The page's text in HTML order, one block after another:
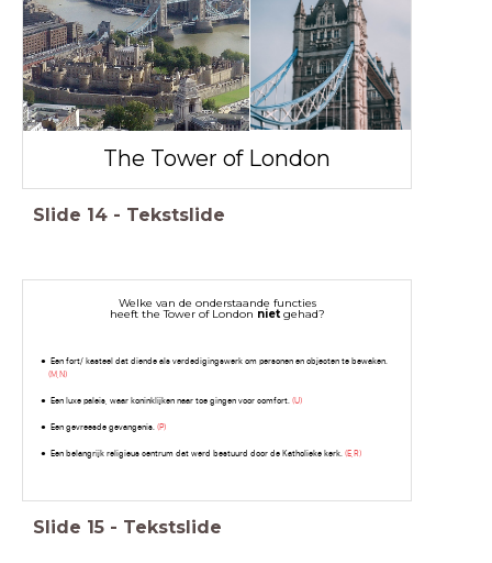
The Tower of London
Slide 14 - Tekstslide
Welke van de onderstaande functies
heeft the Tower of London nietgehad?
Een fort/ kasteel dat diende als verdedigingswerk om personen en objecten te bewaken.
(M,N)
Een luxe paleis, waar koninklijken naar toe gingen voor comfort.(U)
Een gevreesde gevangenis.(P)
Een belangrijk religieus centrum dat werd bestuurd door de Katholieke kerk.(E,R)
Slide 15 - Tekstslide